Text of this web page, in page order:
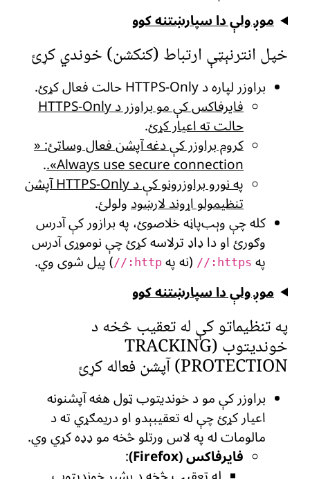
موږ ولې دا سپارښتنه کوو
خپل انترنېټې ارتباط (کنکشن) خوندي کړئ
براوزر لپاره د HTTPS-Only حالت فعال کړئ.
فایرفاکس کې مو براوزر د HTTPS-Only
حالت ته اعیار کړئ.
کروم براوزر کې دغه آپشن فعال وساتئ: «
Always use secure connection».
.
په نورو براوزرونو کې د HTTPS-Only آپشن
تنظیمولو اړوند لارښود ولولئ.
کله چې وېب‌پاڼه خلاصوئ، په برازور کې آدرس
وګورئ او دا ډاډ ترلاسه کړئ چې نوموړی آدرس
په https:// (نه په http://
) پیل شوی وي.
موږ ولې دا سپارښتنه کوو
په تنظیماتو کې له تعقیب څخه د
خوندیتوب (TRACKING
PROTECTION) آپشن فعاله کړئ
براوزر کې مو د خوندیتوب ټول هغه آپشنونه
اعیار کړئ چې له تعقیبېدو او دریمګړي ته د
مالومات له په لاس ورتلو څخه مو ډډه کړي وي.
فایرفاکس (Firefox)
: